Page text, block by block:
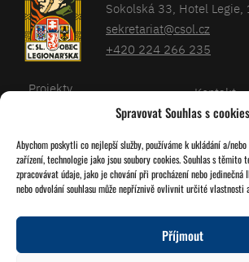
Spravovat Souhlas s cookies
Abychom poskytli co nejlepší služby, používáme k ukládání a/
zařízení, technologie jako jsou soubory cookies. Souhlas s těmito
zpracovávat údaje, jako je chování při procházení nebo jedinečná
nebo odvolání souhlasu může nepříznivě ovlivnit určité vlastnosti
Příjmout
Sokolská 33, Hotel Legie,
sekretariat@csol.cz
+420 224 266 235
Sledujte nás!
Projekty
Kalendář
O nás
Kontakt
Databáze
Pro členy
Zásady